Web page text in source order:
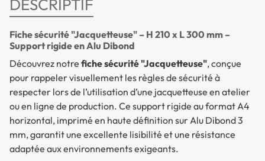
DESCRIPTIF
Fiche sécurité "Jacquetteuse" – H 210 x L 300 mm –
Support rigide en Alu Dibond
Découvrez notre fiche sécurité "Jacquetteuse", conçue
pour rappeler visuellement les règles de sécurité à
respecter lors de l’utilisation d’une jacquetteuse en atelier
ou en ligne de production. Ce support rigide au format A4
horizontal, imprimé en haute définition sur Alu Dibond 3
mm, garantit une excellente lisibilité et une résistance
adaptée aux environnements exigeants.